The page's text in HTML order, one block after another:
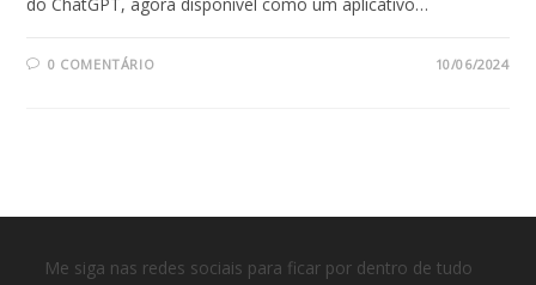
do ChatGPT, agora disponível como um aplicativo…
0 COMENTÁRIO 10/06/2024
Me siga nas redes sociais para ficar por dentro de tudo